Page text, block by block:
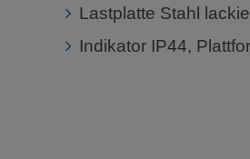
Lastplatte Stahl
Indikator IP44,